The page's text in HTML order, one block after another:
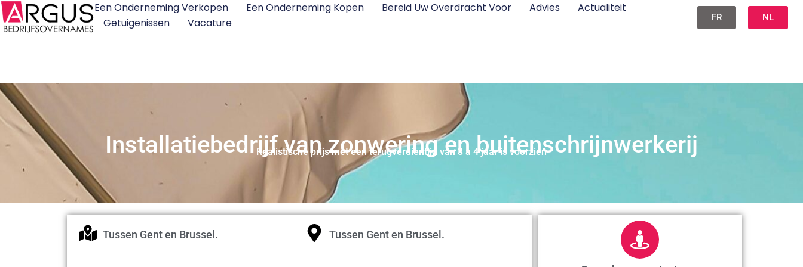
Een Onderneming Verkopen Een Onderneming Kopen Bereid Uw Overdracht Voor Advies
Actualiteit
Getuigenissen
Vacature FR NL
Installatiebedrijf van zonwering en buitenschrijnwerkerij
Realistische prijs met een terugverdientijd van 3 à 4 jaar is voorzien
Tussen Gent en Brussel. Tussen Gent en Brussel.